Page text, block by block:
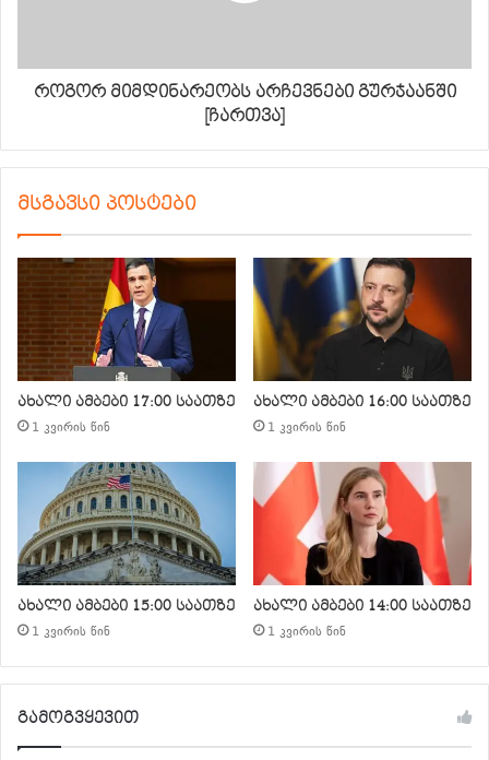
როგორ მიმდინარეობს არჩევნები გურჯაანში
[ჩართვა]
მსგავსი პოსტები
ახალი ამბები 17:00 საათზე
1 კვირის წინ
ახალი ამბები 16:00 საათზე
1 კვირის წინ
ახალი ამბები 15:00 საათზე
1 კვირის წინ
ახალი ამბები 14:00 საათზე
1 კვირის წინ
გამოგვყევით